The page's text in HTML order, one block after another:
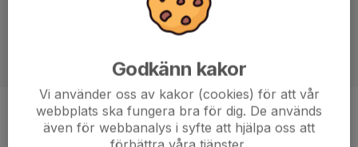
Position
-
9 år
Godkänn kakor
Vi använder oss av kakor (cookies) för att vår
webbplats ska fungera bra för dig. De används
även för webbanalys i syfte att hjälpa oss att